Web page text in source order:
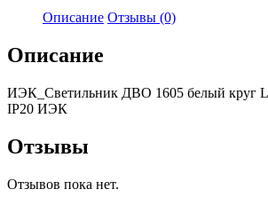
Описание Отзывы (0)
Описание
ИЭК_Светильник ДВО 1605 белый круг
IP20 ИЭК
Отзывы
Отзывов пока нет.